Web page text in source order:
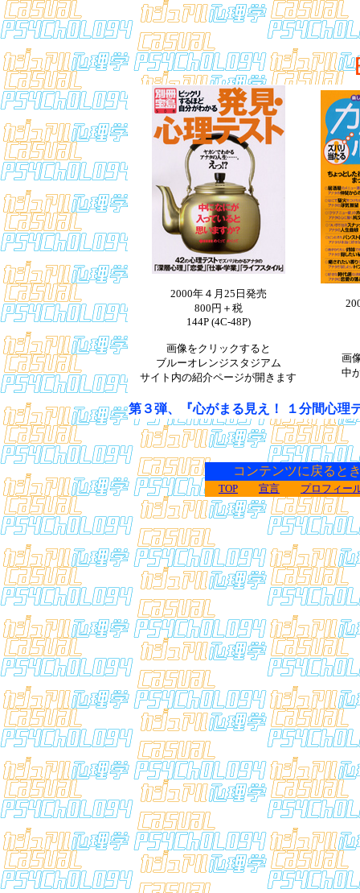
2000年４月25日発売
800円＋税
144P (4C-48P)
画像をクリックすると
ブルーオレンジスタジアム
サイト内の紹介ページが開きます
画
中
第３弾、『心がまる見え！ １分間心理
コンテンツに戻ると
TOP 宣言 プロフィー